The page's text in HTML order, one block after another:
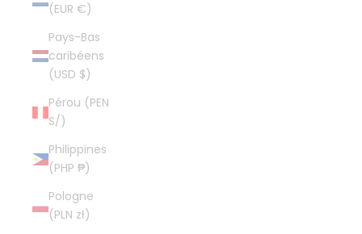
(EUR €)
Pays-Bas
caribéens
(USD $)
Pérou (PEN
S/)
Philippines
(PHP ₱)
Pologne
(PLN zł)